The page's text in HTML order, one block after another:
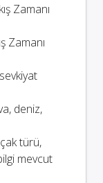
Zamanı
Zamanı
deniz,
türü,
mevcut